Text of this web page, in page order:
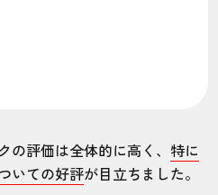
評価は全体的に高く、 特に
いての好評が目立ちました。